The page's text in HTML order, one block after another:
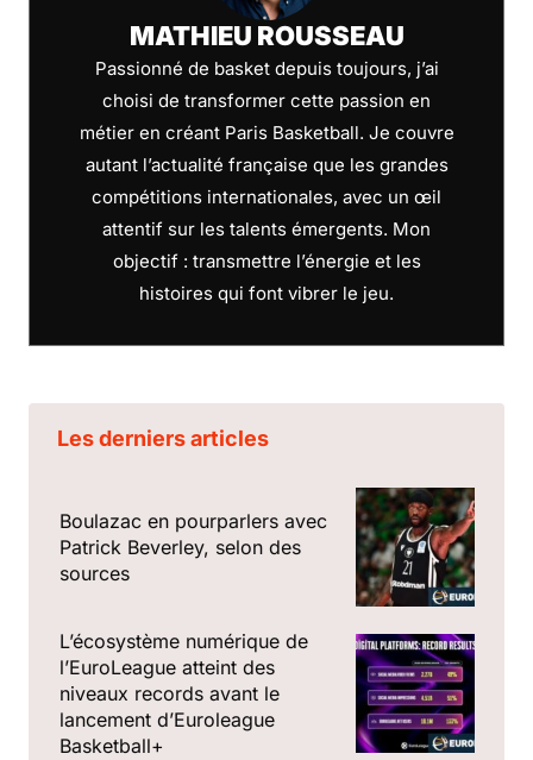
MATHIEU ROUSSEAU
Passionné de basket depuis toujours, j’ai
choisi de transformer cette passion en
métier en créant Paris Basketball. Je couvre
autant l’actualité française que les grandes
compétitions internationales, avec un œil
attentif sur les talents émergents. Mon
objectif : transmettre l’énergie et les
histoires qui font vibrer le jeu.
Les derniers articles
Boulazac en pourparlers avec
Patrick Beverley, selon des
sources
L’écosystème numérique de
l’EuroLeague atteint des
niveaux records avant le
lancement d’Euroleague
Basketball+